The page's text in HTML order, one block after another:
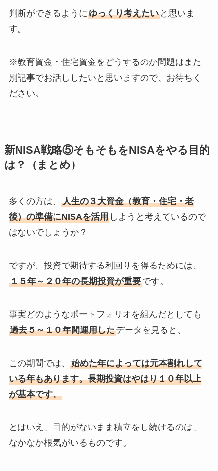
判断ができるようにゆっくり考えたいと思いま
す。
※教育資金・住宅資金をどうするのか問題はまた
別記事でお話ししたいと思いますので、お待ちく
ださい。
新NISA戦略⑤そもそもをNISAをやる目的
は？（まとめ）
多くの方は、 人生の３大資金（教育・住宅・老
後）の準備にNISAを活用しようと考えているので
はないでしょうか？
ですが、投資で期待する利回りを得るためには、
１５年～２０年の長期投資が重要です。
事実どのようなポートフォリオを組んだとしても
過去５～１０年間運用したデータを見ると、
この期間では、 始めた年によっては元本割れして
いる年もあります。長期投資はやはり１０年以上
が基本です。
とはいえ、目的がないまま積立をし続けるのは、
なかなか根気がいるものです。